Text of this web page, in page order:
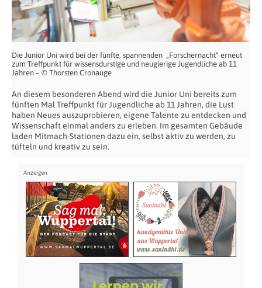
Die Junior Uni wird bei der fünfte, spannenden „Forschernacht“ erneut
zum Treffpunkt für wissensdurstige und neugierige Jugendliche ab 11
Jahren – © Thorsten Cronauge
An diesem besonderen Abend wird die Junior Uni bereits zum
fünften Mal Treffpunkt für Jugendliche ab 11 Jahren, die Lust
haben Neues auszuprobieren, eigene Talente zu entdecken und
Wissenschaft einmal anders zu erleben. Im gesamten Gebäude
laden Mitmach-Stationen dazu ein, selbst aktiv zu werden, zu
tüfteln und kreativ zu sein.